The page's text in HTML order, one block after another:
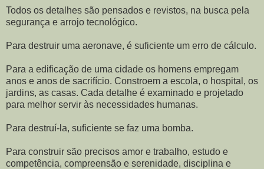
Todos os detalhes são pensados e revistos, na busca pela
segurança e arrojo tecnológico.
Para destruir uma aeronave, é suficiente um erro de cálculo.
Para a edificação de uma cidade os homens empregam
anos e anos de sacrifício. Constroem a escola, o hospital, os
jardins, as casas. Cada detalhe é examinado e projetado
para melhor servir às necessidades humanas.
Para destruí-la, suficiente se faz uma bomba.
Para construir são precisos amor e trabalho, estudo e
competência, compreensão e serenidade, disciplina e